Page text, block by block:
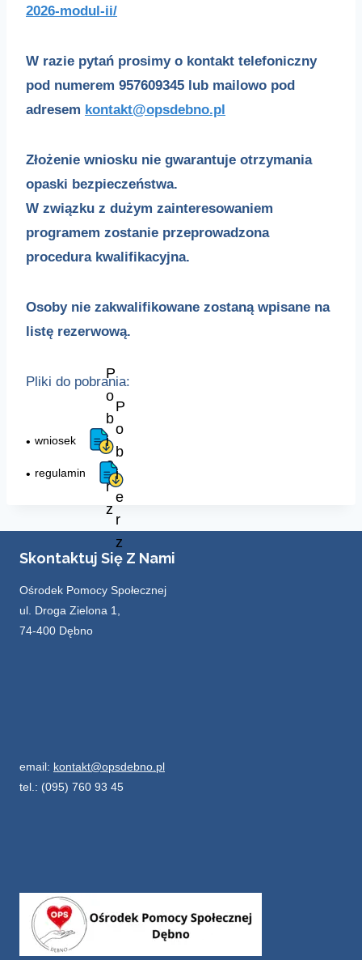
2026-modul-ii/
W razie pytań prosimy o kontakt telefoniczny
pod numerem 957609345 lub mailowo pod
adresem kontakt@opsdebno.p
Złożenie wniosku nie gwarantuje otrzymania
opaski bezpieczeństwa.
W związku z dużym zainteresowaniem
programem zostanie przeprowadzona
procedura kwalifikacyjna.
Osoby nie zakwalifikowane zostaną wpisane na
listę rezerwową.
Pliki do pobrania:
wniosek
P
o
b
i
e
r
z
regulamin
P
o
b
i
e
r
z
Skontaktuj Się Z Nami
Ośrodek Pomocy Społecznej
ul. Droga Zielona 1,
74-400 Dębno
email: kontakt@opsdebno.pl
tel.: (095) 760 93 45